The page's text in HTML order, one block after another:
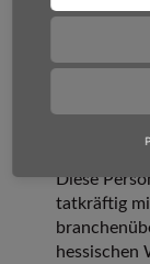
Mang:
langjährige
Einsatz
für seinen
Diese
tatkräftig
hessischen